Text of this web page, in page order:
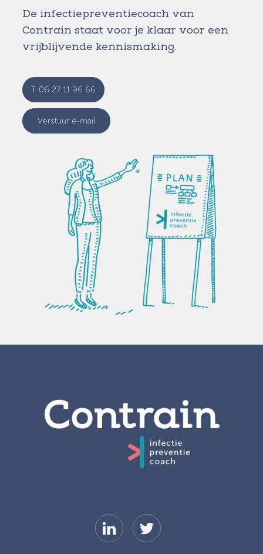
De infectiepreventiecoach van
Contrain staat voor je klaar voor een
vrijblijvende kennismaking.
T 06 27 11 96 66
Verstuur e-mail